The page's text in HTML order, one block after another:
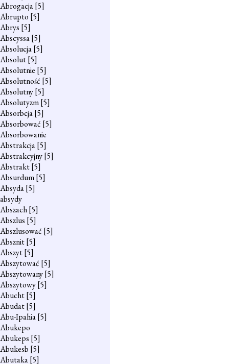
Abrogacja[5]
Abrupto [5]
Abrys [5]
Abscyssa[5]
Absolucja[5]
Absolut[5]
Absolutnie [5]
Absolutność [5]
Absolutny[5]
Absolutyzm[5]
Absorbcja[5]
Absorbować [5]
Absorbowanie
Abstrakcja[5]
Abstrakcyjny[5]
Abstrakt[5]
Absurdum[5]
Absyda[5]
absydy
Abszach[5]
Abszlus [5]
Abszlusować [5]
Absznit[5]
Abszyt[5]
Abszytować [5]
Abszytowany[5]
Abszytowy[5]
Abucht[5]
Abudat[5]
Abu-Ipahia[5]
Abukepo
Abukeps [5]
Abukesb [5]
Abutaka[5]